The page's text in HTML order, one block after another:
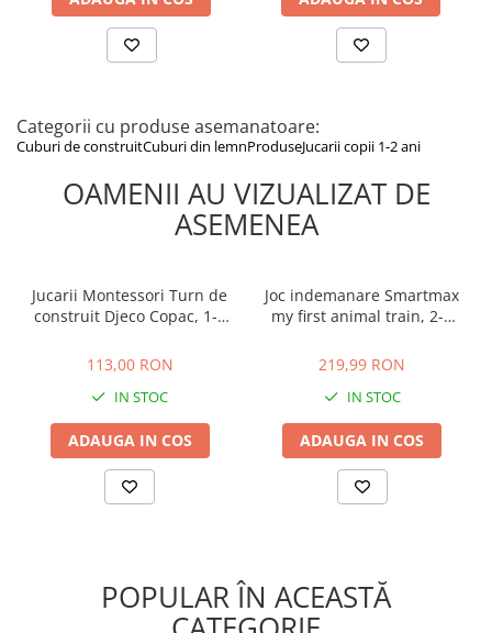
Categorii cu produse asemanatoare:
Cuburi de construitCuburi din lemnProduseJucarii copii 1-2 ani
OAMENII AU VIZUALIZAT DE
ASEMENEA
Jucarii Montessori Turn de
construit Djeco Copac, 1-2
113,00 RON
IN STOC
ADAUGA IN COS
Joc indemanare Smartmax
my first animal train, 2-3
219,99 RON
IN STOC
ADAUGA IN COS
POPULAR ÎN ACEASTĂ